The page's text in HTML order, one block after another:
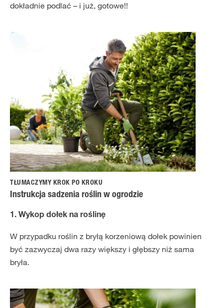
dokładnie podlać – i już, gotowe!!
TŁUMACZYMY KROK PO KROKU
Instrukcja sadzenia roślin w ogrodzie
1. Wykop dołek na roślinę
W przypadku roślin z bryłą korzeniową dołek powinien
być zazwyczaj dwa razy większy i głębszy niż sama
bryła.